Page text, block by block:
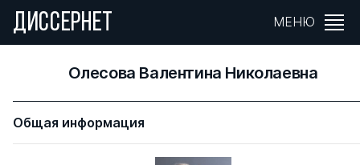
ДИССЕРНЕТ МЕНЮ
Олесова Валентина Николаевна
Общая информация